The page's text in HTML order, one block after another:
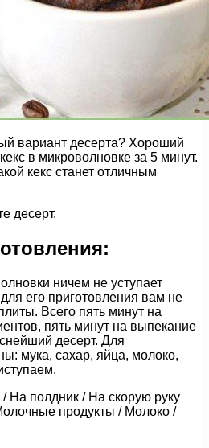
вариант десерта? Хороший
в микроволновке за 5 минут.
кекс станет отличным
десерт.
ничем не уступает
его приготовления вам не
Всего пять минут на
пять минут на выпекание
десерт. Для
мука, сахар, яйца, молоко,
На полдник / На скорую руку
продукты / Молоко /